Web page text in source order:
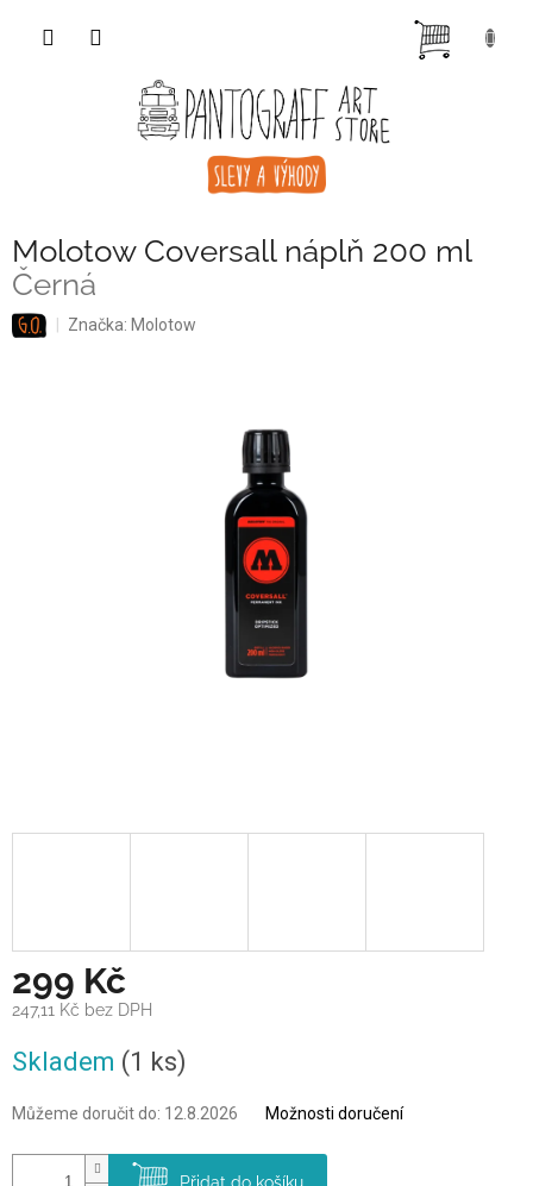
Molotow Coversall náplň 200 ml
Černá
Značka: Molotow
299 Kč
247,11 Kč bez DPH
cena:
Skladem (1 ks)
Můžeme doručit do: 12.8.2026 Možnosti doručení
Přidat do košíku